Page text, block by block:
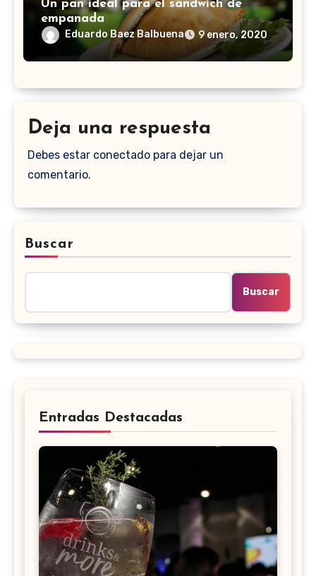
Un pan ideal para el sándwich de
empanada
Eduardo Baez Balbuena 9 enero, 2020
Deja una respuesta
Debes estar conectado para dejar un
comentario.
Buscar
Buscar
Entradas Destacadas